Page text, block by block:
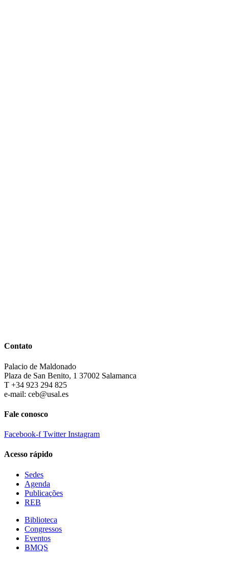
Contato
Palacio de Maldonado
Plaza de San Benito, 1 37002 Salamanca
T +34 923 294 825
e-mail: ceb@usal.es
Fale conosco
Facebook-f Twitter Instagram
Acesso rápido
Sedes
Agenda
Publicações
REB
Biblioteca
Congressos
Eventos
BMQS